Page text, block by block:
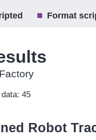
Format
45
Robot